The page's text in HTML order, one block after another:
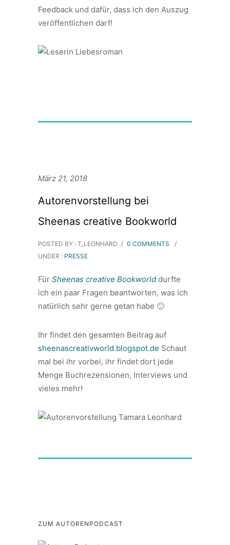
Feedback und dafür, dass ich den Auszug
veröffentlichen darf!
März 21, 2018
Autorenvorstellung bei
Sheenas creative Bookworld
POSTED BY : T_LEONHARD / 0 COMMENTS
/
UNDER : PRESSE
Für Sheenas creative Bookworld durfte
ich ein paar Fragen beantworten, was ich
natürlich sehr gerne getan habe 🙂
Ihr findet den gesamten Beitrag auf
sheenascreativworld.blogspot.de Schaut
mal bei ihr vorbei, ihr findet dort jede
Menge Buchrezensionen, Interviews und
vieles mehr!
ZUM AUTORENPODCAST